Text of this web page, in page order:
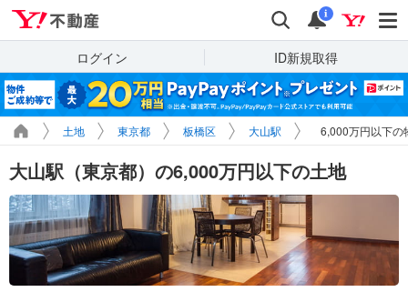
検索 通知
i
ログイン ID新規取得
土地 東京都 板橋区 大山駅 6,000万円以下の
大山駅（東京都）の6,000万円以下の土地